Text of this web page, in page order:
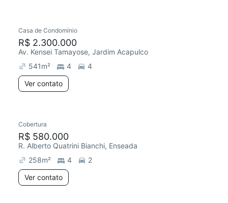
Casa de Condomínio
R$ 2.300.000
Av. Kensei Tamayose, Jardim Acapulco
541m² 4
4
Ver contato
Cobertura
R$ 580.000
R. Alberto Quatrini Bianchi, Enseada
258m² 4
2
Ver contato